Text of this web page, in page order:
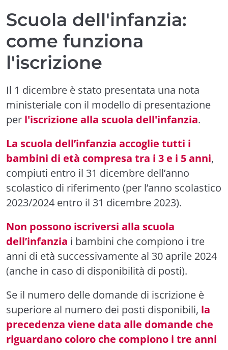
Scuola dell'infanzia:
come funziona
l'iscrizione
Il 1 dicembre è stato presentata una nota
ministeriale con il modello di presentazione
per l'iscrizione alla scuola dell'infanzia.
La scuola dell’infanzia accoglie tutti i
bambini di età compresa tra i 3 e i 5 anni,
compiuti entro il 31 dicembre dell’anno
scolastico di riferimento (per l’anno scolastico
2023/2024 entro il 31 dicembre 2023).
Non possono iscriversi alla scuola
dell’infanzia i bambini che compiono i tre
anni di età successivamente al 30 aprile 2024
(anche in caso di disponibilità di posti).
Se il numero delle domande di iscrizione è
superiore al numero dei posti disponibili, la
precedenza viene data alle domande che
riguardano coloro che compiono i tre anni